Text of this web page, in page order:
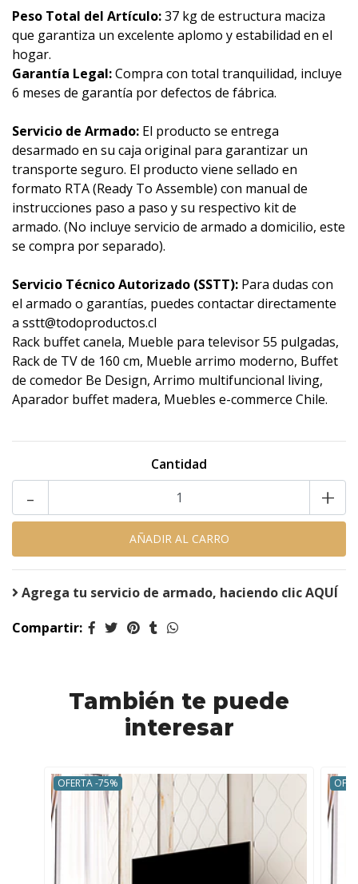
Peso Total del Artículo:37 kg de estructura maciza
que garantiza un excelente aplomo y estabilidad en el
hogar.
Garantía Legal:Compra con total tranquilidad, incluye
6 meses de garantía por defectos de fábrica.
Servicio de Armado: El producto se entrega
desarmado en su caja original para garantizar un
transporte seguro. El producto viene sellado en
formato RTA (Ready To Assemble) con manual de
instrucciones paso a paso y su respectivo kit de
armado. (No incluye servicio de armado a domicilio, este
se compra por separado).
Servicio Técnico Autorizado (SSTT): Para dudas con
el armado o garantías, puedes contactar directamente
a sstt@todoproductos.cl
Rack buffet canela, Mueble para televisor 55 pulgadas,
Rack de TV de 160 cm, Mueble arrimo moderno, Buffet
de comedor Be Design, Arrimo multifuncional living,
Aparador buffet madera, Muebles e-commerce Chile.
Cantidad
+
-
Agrega tu servicio de armado, haciendo clic AQUÍ
Compartir:
También te puede
interesar
OFERTA -75%